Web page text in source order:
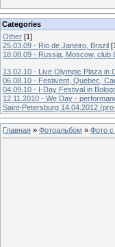
Categories
Other [1]
25.03.09 - Rio de Janeiro, Brazil
18.08.09 - Russia, Moscow, club
13.02.10 - Live Olympic Plaza in
06.08.10 - Festivent, Quebec,
04.09.10 - I-Day Festival in
12.11.2010 - We Day -
Saint-Petersburg 14.04.2012
Главная » Фотоальбом » Фото с